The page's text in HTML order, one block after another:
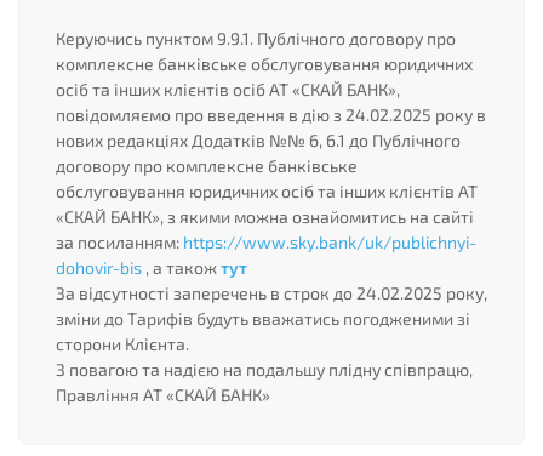
Керуючись пунктом 9.9.1. Публічного договору про
комплексне банківське обслуговування юридичних
осіб та інших клієнтів осіб АТ «СКАЙ БАНК»,
повідомляємо про введення в дію з 24.02.2025 року в
нових редакціях Додатків №№ 6, 6.1 до Публічного
договору про комплексне банківське
обслуговування юридичних осіб та інших клієнтів АТ
«СКАЙ БАНК», з якими можна ознайомитись на сайті
за посиланням: https://www.sky.bank/uk/publichnyi-
dohovir-bis , а такожтут
За відсутності заперечень в строк до 24.02.2025 року,
зміни до Тарифів будуть вважатись погодженими зі
сторони Клієнта.
З повагою та надією на подальшу плідну співпрацю,
Правління АТ «СКАЙ БАНК»